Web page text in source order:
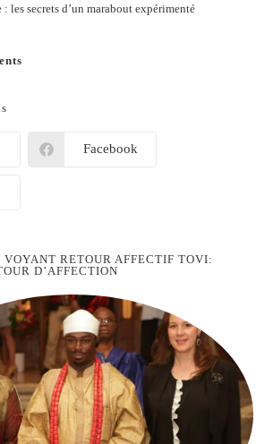
les secrets d’un marabout expérimenté
Facebook
RETOUR AFFECTIF TOVI:
D’AFFECTION